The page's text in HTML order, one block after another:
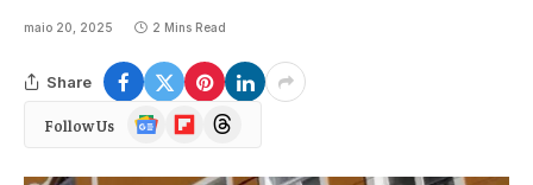
maio 20, 2025 2 Mins Read
Share
Follow Us
Google
News
FlipboardThreads